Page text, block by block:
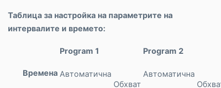
Таблица за настройка на параметрите на
интервалите и времето:
Времена
Program 1 Program 2
Автоматична
Обхват
Автоматична